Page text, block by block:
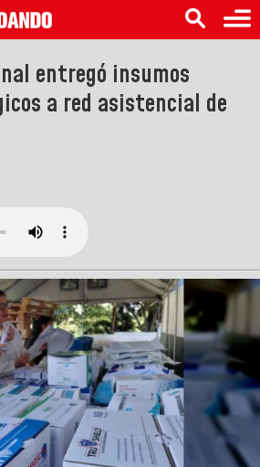
entregó insumos
a red asistencial de